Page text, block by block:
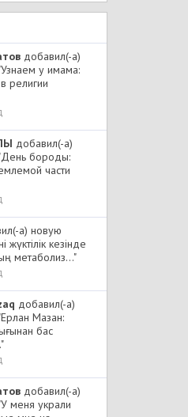
добавил(-а)
у имама:
религии
добавил(-а)
бороды:
части
а) новую
жүктілік кезінде
метаболиз..."
добавил(-а)
Мазан:
бас
добавил(-а)
меня украли